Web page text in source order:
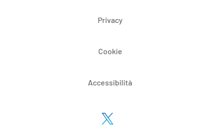
Privacy
Cookie
Accessibilità